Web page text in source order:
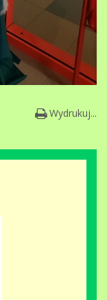
Wydrukuj...